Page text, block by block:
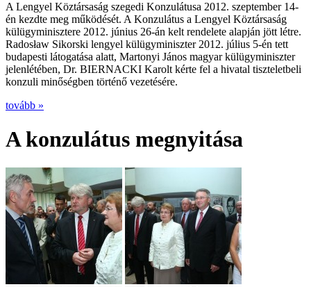
A Lengyel Köztársaság szegedi Konzulátusa 2012. szeptember 14-
én kezdte meg működését. A Konzulátus a Lengyel Köztársaság
külügyminisztere 2012. június 26-án kelt rendelete alapján jött létre.
Radosław Sikorski lengyel külügyminiszter 2012. július 5-én tett
budapesti látogatása alatt, Martonyi János magyar külügyminiszter
jelenlétében, Dr. BIERNACKI Karolt kérte fel a hivatal tiszteletbeli
konzuli minőségben történő vezetésére.
tovább »
A konzulátus megnyitása